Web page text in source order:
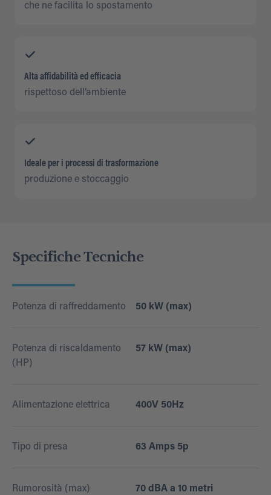
che ne facilita lo spostamento
Alta affidabilità ed efficacia
rispettoso dell’ambiente
Ideale per i processi di trasformazione
produzione e stoccaggio
Specifiche Tecniche
Potenza di raffreddamento 50 kW (max)
Potenza di riscaldamento
(HP)
57 kW (max)
Alimentazione elettrica 400V 50Hz
Tipo di presa 63 Amps 5p
Rumorosità (max) 70 dBA a 10 metri